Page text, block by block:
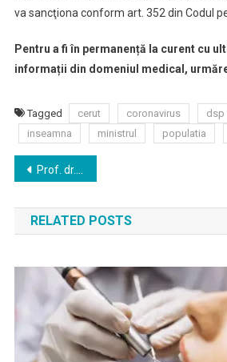
va sancţiona conform art. 352 din Codul
Pentru a fi în permanență la curent cu
informații din domeniul medical,
Tagged cerut coronavirus dsp
inseamna
ministrul populatia
Navigare
în
articole
Prof. dr. Doina Azoicăi: Deciziile structurilor care monitorizează şi supraveghează criza coronavirusului trebuie respectate cu strictețe
RELATED POSTS